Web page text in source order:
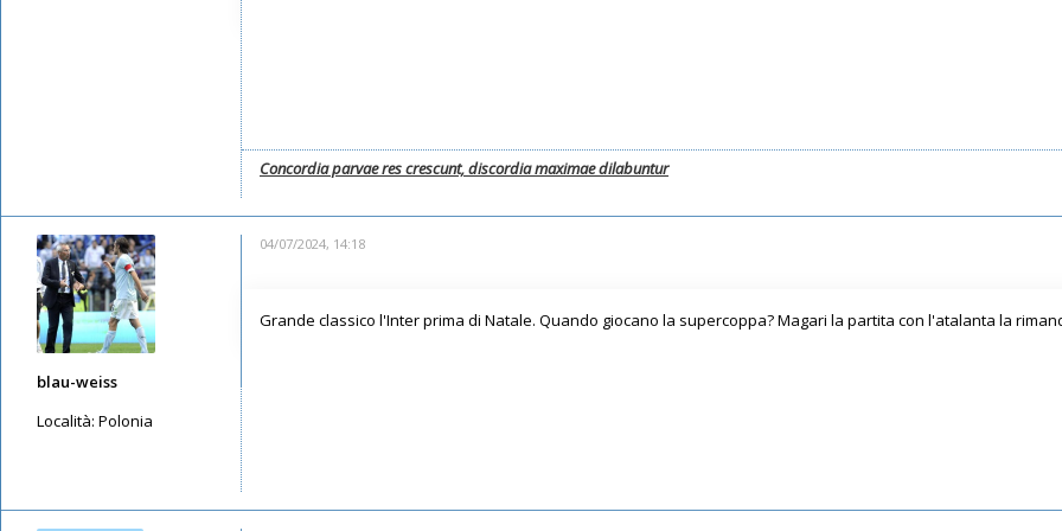
Concordia parvae res crescunt, discordia maximae dilabuntur
blau-weiss
Località: Polonia
04/07/2024, 14:18
Grande classico l'Inter prima di Natale. Quando giocano la supercoppa? Magari la partita con l'atalanta la